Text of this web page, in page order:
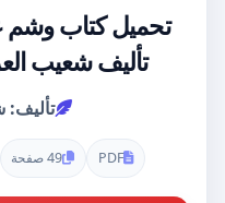
تأليف شعيب
تأليف:
PDF 49 صفحة